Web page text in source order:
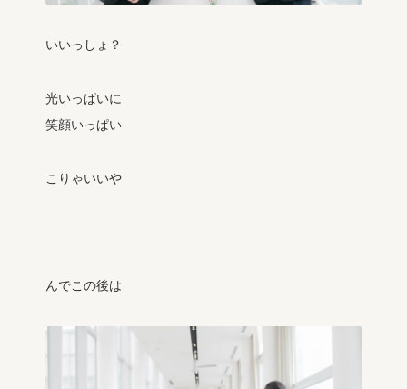
いいっしょ？
光いっぱいに
笑顔いっぱい
こりゃいいや
んでこの後は